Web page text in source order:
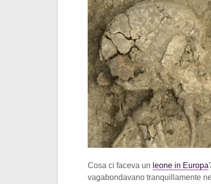
Cosa ci faceva un leone in Europa
vagabondavano tranquillamente